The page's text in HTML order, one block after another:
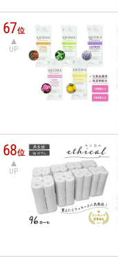
67位
UP
68位
UP